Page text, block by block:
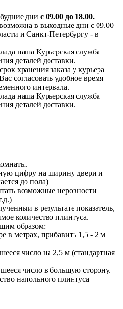
дни с 09.00 до 18.00.
в выходные дни с 09.00
и Санкт-Петербургу - в
наша Курьерская служба
деталей доставки.
хранения заказа у курьера
согласовать удобное время
интервала.
наша Курьерская служба
деталей доставки.
цифру на ширину двери и
до пола).
возможные неровности
в результате показатель,
количество плинтуса.
образом:
в метрах, прибавить 1,5 - 2 м
число на 2,5 м (стандартная
число в большую сторону.
напольного плинтуса